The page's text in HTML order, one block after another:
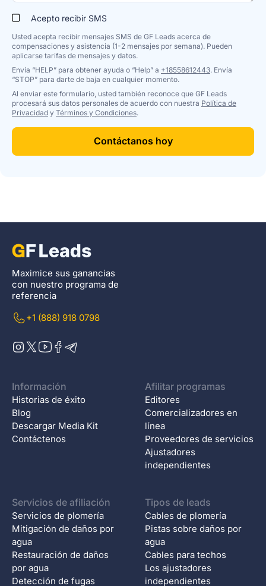
Acepto recibir SMS
Usted acepta recibir mensajes SMS de GF Leads acerca de
compensaciones y asistencia (1-2 mensajes por semana). Pueden
aplicarse tarifas de mensajes y datos.
Envía “HELP” para obtener ayuda o “Help” a +18558612443. Envía
“STOP” para darte de baja en cualquier momento.
Al enviar este formulario, usted también reconoce que GF Leads
procesará sus datos personales de acuerdo con nuestra Política de
Privacidad y Términos y Condiciones.
Contáctanos hoy
Maximice sus ganancias
con nuestro programa de
referencia
+1 (888) 918 0798
Información
Historias de éxito
Blog
Descargar Media Kit
Contáctenos
Afilitar programas
Editores
Comercializadores en
línea
Proveedores de servicios
Ajustadores
independientes
Servicios de afiliación
Servicios de plomería
Mitigación de daños por
agua
Restauración de daños
por agua
Detección de fugas
Tipos de leads
Cables de plomería
Pistas sobre daños por
agua
Cables para techos
Los ajustadores
independientes